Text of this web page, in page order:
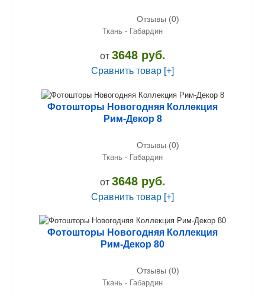
Отзывы (0)
Ткань - Габардин
от 3648 руб.
Сравнить товар [+]
Фотошторы Новогодняя Коллекция
Рим-Декор 8
Отзывы (0)
Ткань - Габардин
от 3648 руб.
Сравнить товар [+]
Фотошторы Новогодняя Коллекция
Рим-Декор 80
Отзывы (0)
Ткань - Габардин